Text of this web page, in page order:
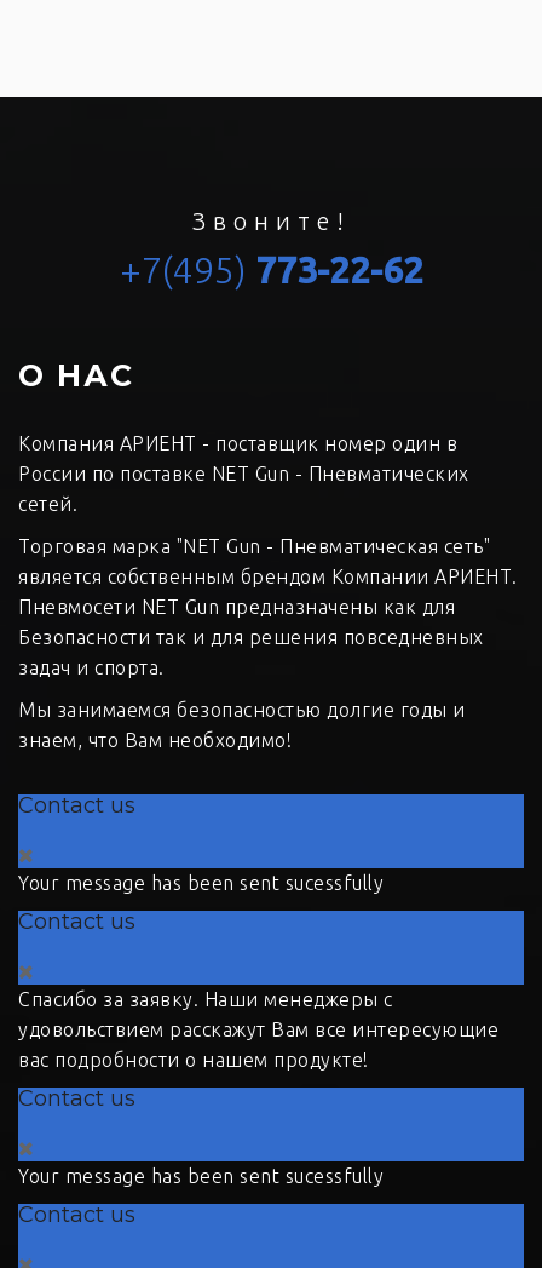
Звоните!
+7(495) 773-22-62
О НАС
Компания АРИЕНТ - поставщик номер один в
России по поставке NET Gun - Пневматических
сетей.
Торговая марка "NET Gun - Пневматическая сеть"
является собственным брендом Компании АРИЕНТ.
Пневмосети NET Gun предназначены как для
Безопасности так и для решения повседневных
задач и спорта.
Мы занимаемся безопасностью долгие годы и
знаем, что Вам необходимо!
Contact us
Your message has been sent sucessfully
Contact us
Спасибо за заявку. Наши менеджеры с
удовольствием расскажут Вам все интересующие
вас подробности о нашем продукте!
Contact us
Your message has been sent sucessfully
Contact us